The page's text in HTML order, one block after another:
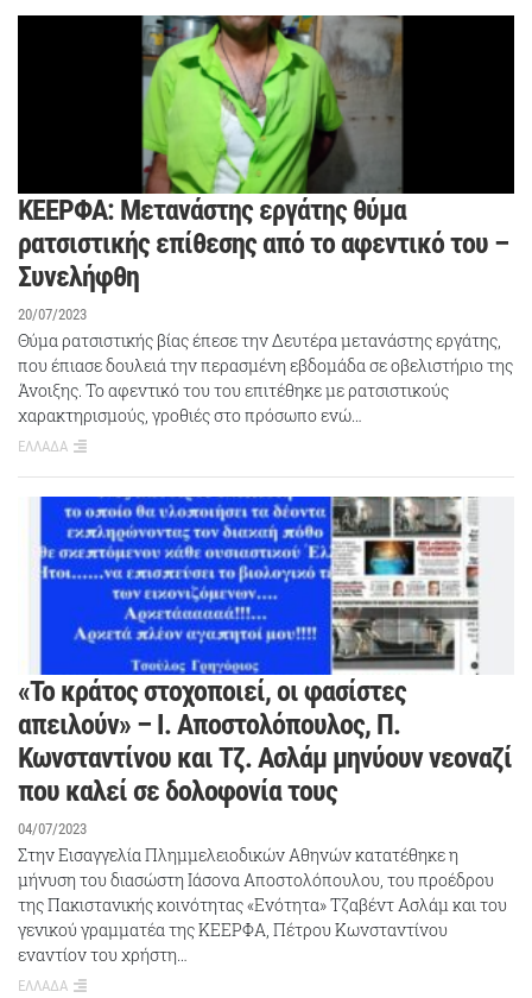
ΚΕΕΡΦΑ: Μετανάστης εργάτης θύμα
ρατσιστικής επίθεσης από το αφεντικό του –
Συνελήφθη
20/07/2023
Θύμα ρατσιστικής βίας έπεσε την Δευτέρα μετανάστης εργάτης,
που έπιασε δουλειά την περασμένη εβδομάδα σε οβελιστήριο της
Άνοιξης. Το αφεντικό του του επιτέθηκε με ρατσιστικούς
χαρακτηρισμούς, γροθιές στο πρόσωπο ενώ…
ΕΛΛΑΔΑ
«Το κράτος στοχοποιεί, οι φασίστες
απειλούν» – Ι. Αποστολόπουλος, Π.
Κωνσταντίνου και Τζ. Ασλάμ μηνύουν νεοναζί
που καλεί σε δολοφονία τους
04/07/2023
Στην Εισαγγελία Πλημμελειοδικών Αθηνών κατατέθηκε η
μήνυση του διασώστη Ιάσονα Αποστολόπουλου, του προέδρου
της Πακιστανικής κοινότητας «Ενότητα» Τζαβέντ Ασλάμ και του
γενικού γραμματέα της ΚΕΕΡΦΑ, Πέτρου Κωνσταντίνου
εναντίον του χρήστη…
ΕΛΛΑΔΑ